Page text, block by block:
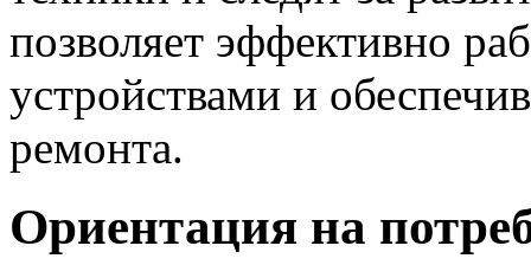
позволяет эффективно
устройствами и
ремонта.
Ориентация на